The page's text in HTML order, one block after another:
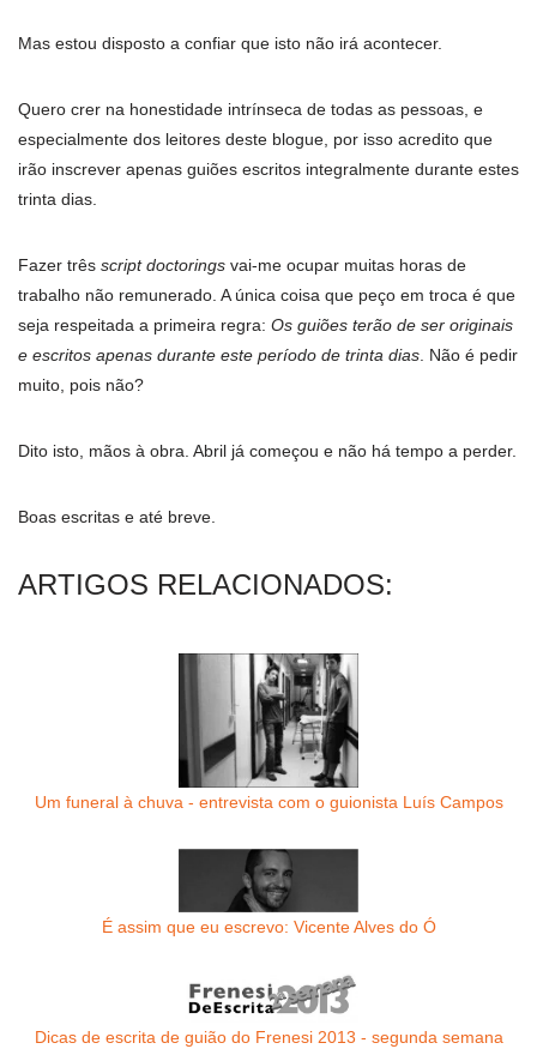
Mas estou disposto a confiar que isto não irá acontecer.
Quero crer na honestidade intrínseca de todas as pessoas, e
especialmente dos leitores deste blogue, por isso acredito que
irão inscrever apenas guiões escritos integralmente durante estes
trinta dias.
Fazer três script doctorings vai-me ocupar muitas horas de
trabalho não remunerado. A única coisa que peço em troca é que
seja respeitada a primeira regra: Os guiões terão de ser originais
e escritos apenas durante este período de trinta dias . Não é pedir
muito, pois não?
Dito isto, mãos à obra. Abril já começou e não há tempo a perder.
Boas escritas e até breve.
ARTIGOS RELACIONADOS:
Um funeral à chuva - entrevista com o guionista Luís Campos
É assim que eu escrevo: Vicente Alves do Ó
Dicas de escrita de guião do Frenesi 2013 - segunda semana